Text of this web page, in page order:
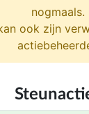
nogmaals.
ook zijn